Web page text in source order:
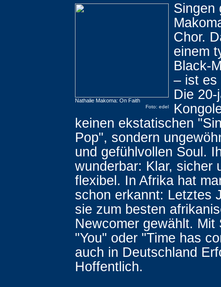
Nathalie Makoma: On Faith
Foto: edel
Singen
Chor.
einem
Black-
– ist es
Die 20-
keinen ekstatischen
Pop", sondern
und gefühlvollen Soul.
wunderbar: Klar, sicher
flexibel. In Afrika hat
schon erkannt: Letztes
sie zum besten
Newcomer gewählt. Mit
"You" oder "Time has
auch in Deutschland
Hoffentlich.